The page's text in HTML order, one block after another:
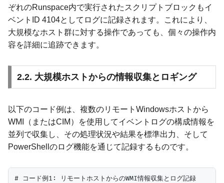
ぞれのRunspace内で実行されたスクリプトブロックもイ
ベントID 4104としてログに記録されます。これにより、
大規模なホスト群に対する操作であっても、個々の操作内
容を詳細に追跡できます。
2.2. 大規模ホストからの情報収集とロギング
以下のコード例は、複数のリモートWindowsホストから
WMI（またはCIM）を使用してイベントログの構成情報を
並列で収集し、その処理状況や結果を標準出力、そして
PowerShellのログ機能を通じて記録するものです。
# コード例1: リモートホストからのWMI情報収集とログ記録